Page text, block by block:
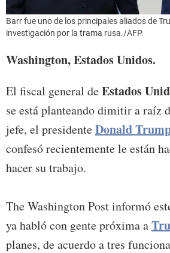
Barr fue uno de los principales aliados de
investigación por la trama rusa./AFP.
Washington, Estados Unidos.
El fiscal general deEstados
se está planteando dimitir a raíz
jefe, el presidenteDonald
confesó recientemente le están
hacer su trabajo.
The Washington Post informó
ya habló con gente próxima a
planes, de acuerdo a tres